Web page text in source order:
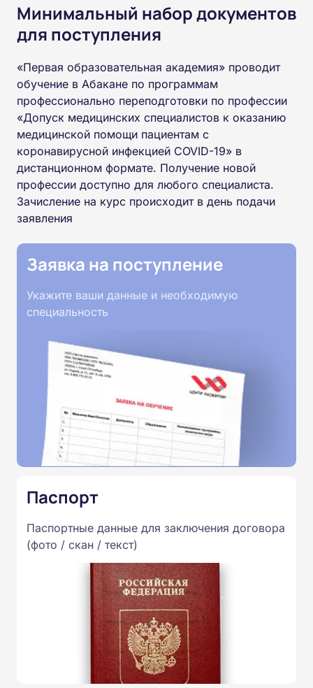
Минимальный набор документов
для поступления
«Первая образовательная академия» проводит
обучение в Абакане по программам
профессионально переподготовки по профессии
«Допуск медицинских специалистов к оказанию
медицинской помощи пациентам с
коронавирусной инфекцией COVID-19» в
дистанционном формате. Получение новой
профессии доступно для любого специалиста.
Зачисление на курс происходит в день подачи
заявления
Заявка на поступление
Укажите ваши данные и необходимую
специальность
Паспорт
Паспортные данные для заключения договора
(фото / скан / текст)